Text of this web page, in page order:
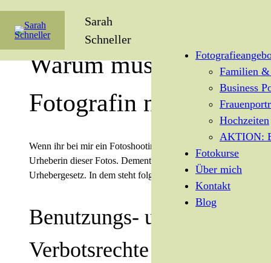
Sarah
Schneller
Familien &
Business
Hochzeiten
AKTION:
Fotokurse
Über mich
Kontakt
Blog
Warum muss ich die
Fotografin nennen?
Wenn ihr bei mir ein Fotoshooting bucht, bin ich die
Urheberin dieser Fotos. Dementsprechend gilt das
Urhebergesetz. In dem steht folgendes:
Benutzungs- und
Verbotsrechte des